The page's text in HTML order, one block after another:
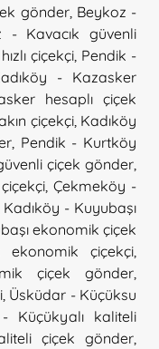
gönder, Beykoz -
- Kavacık güvenli
çiçekçi, Pendik -
- Kazasker
hesaplı çiçek
çiçekçi, Kadıköy
, Pendik - Kurtköy
çiçek gönder
, Çekmeköy -
Kadıköy - Kuyubaşı
ekonomik çiçek
ekonomik çiçekçi
çiçek gönder
Üsküdar - Küçüksu
Küçükyalı kaliteli
çiçek gönder